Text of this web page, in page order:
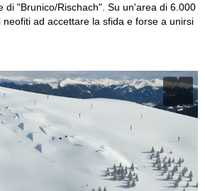
di "Brunico/Rischach". Su un'area di 6.000
neofiti ad accettare la sfida e forse a unirsi